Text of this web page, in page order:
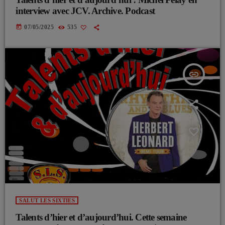
interview avec JCV. Archive. Podcast
today 07/05/2025 535
insert_link
SALUT LES SIXTIES
Talents d’hier et d’aujourd’hui. Cette semaine